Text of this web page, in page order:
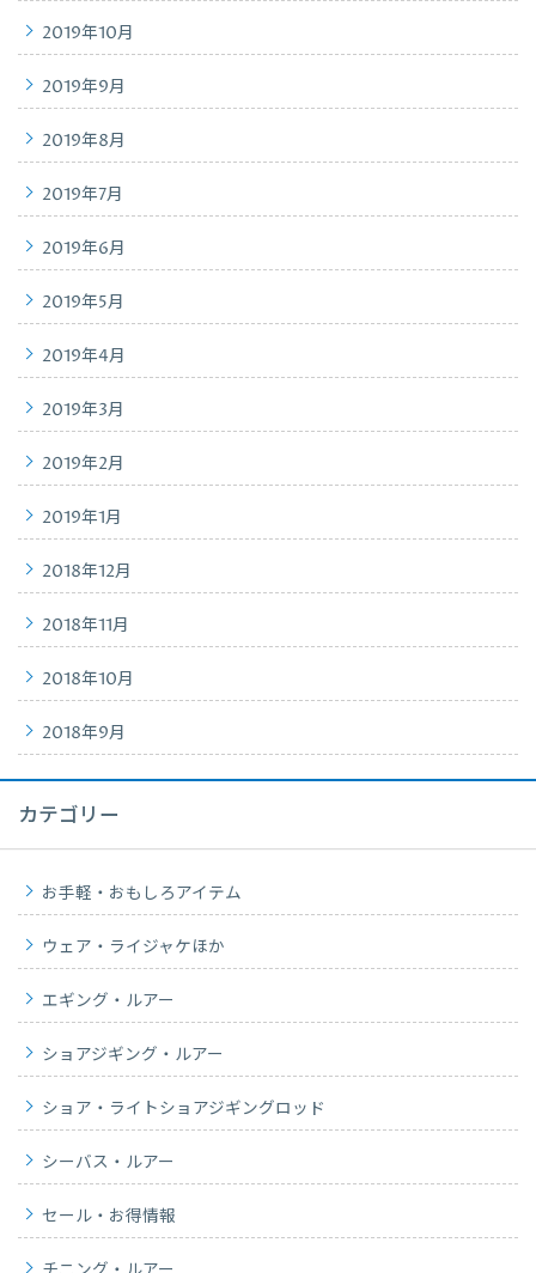
2019年10月
2019年9月
2019年8月
2019年7月
2019年6月
2019年5月
2019年4月
2019年3月
2019年2月
2019年1月
2018年12月
2018年11月
2018年10月
2018年9月
カテゴリー
お手軽・おもしろアイテム
ウェア・ライジャケほか
エギング・ルアー
ショアジギング・ルアー
ショア・ライトショアジギングロッド
シーバス・ルアー
セール・お得情報